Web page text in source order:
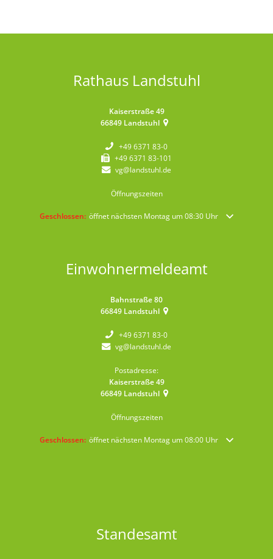
Rathaus Landstuhl
Kaiserstraße 49
66849 Landstuhl
+49 6371 83-0
+49 6371 83-101
vg@landstuhl.de
Öffnungszeiten
Klicken, um weitere Öffnungs- oder Schließzeiten auszublenden
Geschlossen: öffnet nächsten Montag um 08:30 Uhr
Einwohnermeldeamt
Bahnstraße 80
66849 Landstuhl
+49 6371 83-0
vg@landstuhl.de
Postadresse:
Kaiserstraße 49
66849 Landstuhl
Öffnungszeiten
Klicken, um weitere Öffnungs- oder Schließzeiten auszublenden
Geschlossen: öffnet nächsten Montag um 08:00 Uhr
Standesamt